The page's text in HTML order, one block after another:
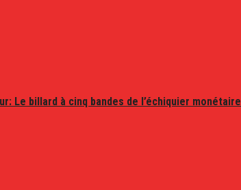
Le billard à cinq bandes de l’échiquier monétaire